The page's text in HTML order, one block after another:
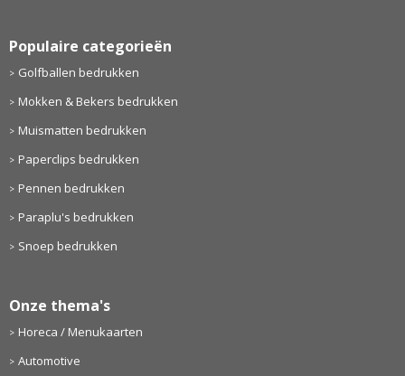
Populaire categorieën
Golfballen bedrukken
Mokken & Bekers bedrukken
Muismatten bedrukken
Paperclips bedrukken
Pennen bedrukken
Paraplu's bedrukken
Snoep bedrukken
Onze thema's
Horeca / Menukaarten
Automotive